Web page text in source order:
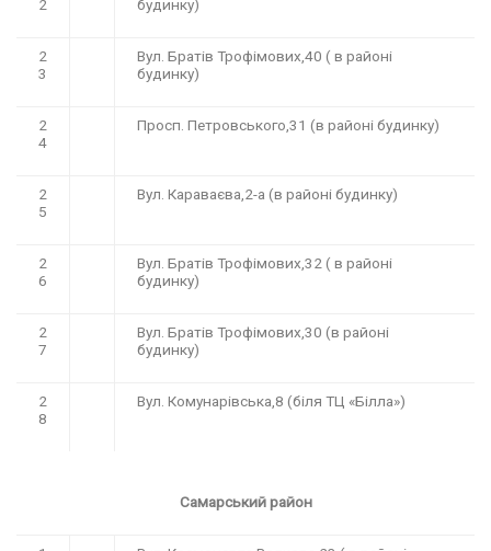
2 будинку)
2
3
Вул. Братів Трофімових,40 ( в районі
будинку)
2
4
Просп. Петровського,31 (в районі будинку)
2
5
Вул. Караваєва,2-а (в районі будинку)
2
6
Вул. Братів Трофімових,32 ( в районі
будинку)
2
7
Вул. Братів Трофімових,30 (в районі
будинку)
2
8
Вул. Комунарівська,8 (біля ТЦ «Білла»)
Самарський район